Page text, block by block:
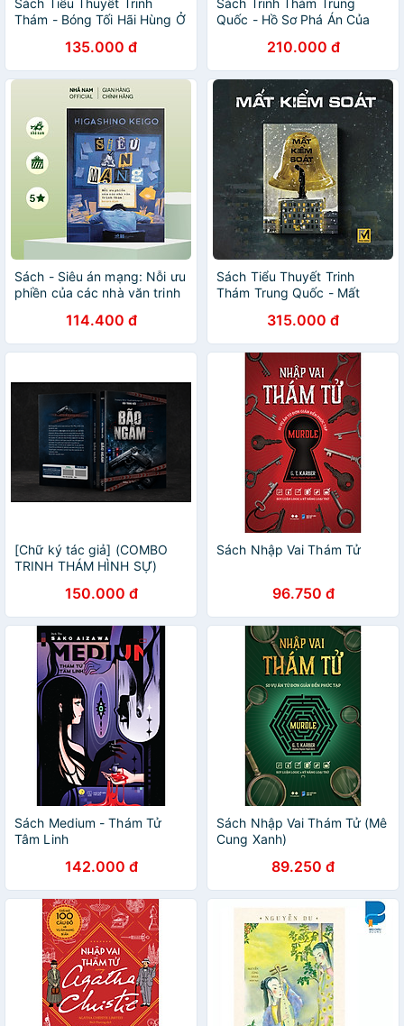
Sách Tiểu Thuyết Trinh
Thám - Bóng Tối Hãi Hùng Ở
Phuc Minh Books
135.000 đ
Sách Trinh Thám Trung
Quốc - Hồ Sơ Phá Án Của
210.000 đ
Sách - Siêu án mạng: Nỗi ưu
phiền của các nhà văn trinh
Nam Official)114.400 đ
Sách Tiểu Thuyết Trinh
Thám Trung Quốc - Mất
- Trương Chấn - Phuc Minh
Books
315.000 đ
[Chữ ký tác giả] (COMBO
TRINH THÁM HÌNH SỰ)
NGẦM- Thượng tá, Tiến sĩ
Đào Trung Hiếu- WAKA
150.000 đ
Sách Nhập Vai Thám Tử
96.750 đ
Sách Medium - Thám Tử
Tâm Linh
142.000 đ
Sách Nhập Vai Thám Tử (Mê
Cung Xanh)
89.250 đ